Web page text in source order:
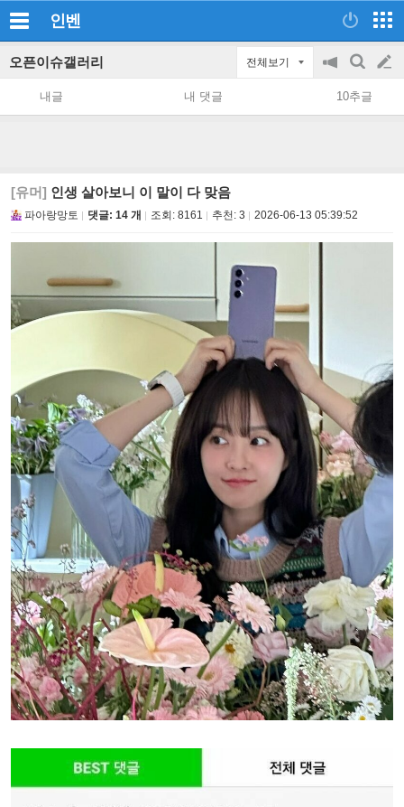
인벤
오픈이슈갤러리 전체보기
공
지
on/off
검
색
글
쓰
내글 내 댓글 10추글
[유머] 인생 살아보니 이 말이 다 맞음
파아랑망토 댓글: 14 개 조회: 8161 추천: 3 2026-06-13 05:39:52